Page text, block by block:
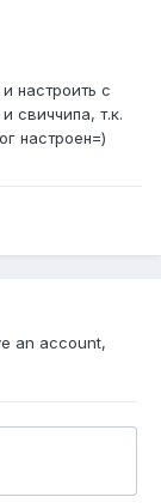
настроить с
свиччипа, т.к.
настроен=)
an account,